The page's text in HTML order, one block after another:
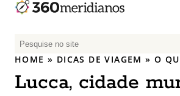
P
e
q
HOME » DICAS DE VIAGEM »O
Lucca, cidade